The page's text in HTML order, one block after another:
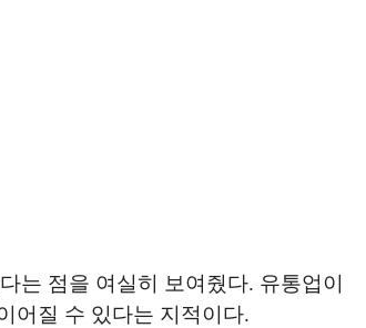
는 점을 여실히 보여줬다. 유통업이
어질 수 있다는 지적이다.